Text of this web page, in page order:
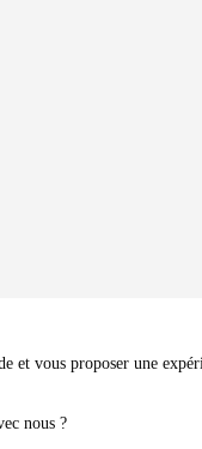
vous proposer une
nous ?